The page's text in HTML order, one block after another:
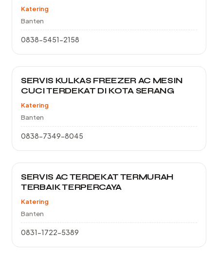
Katering
Banten
0838-5451-2158
SERVIS KULKAS FREEZER AC MESIN
CUCI TERDEKAT DI KOTA SERANG
Katering
Banten
0838-7349-8045
SERVIS AC TERDEKAT TERMURAH
TERBAIK TERPERCAYA
Katering
Banten
0831-1722-5389